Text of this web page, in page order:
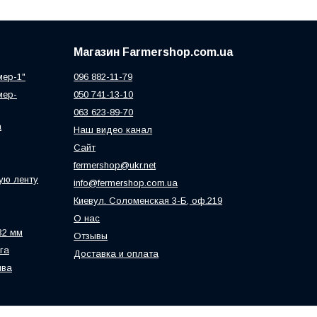
1"
ленту
мм
Магазин Farmershop.com.ua
096 882-11-79
050 741-13-10
063 623-89-70
Наш видео канал
Сайт
fermershop@ukr.net
info@fermershop.com.ua
Киевул. Соломенская 3-Б, оф.219
О нас
Отзывы
Доставка и оплата